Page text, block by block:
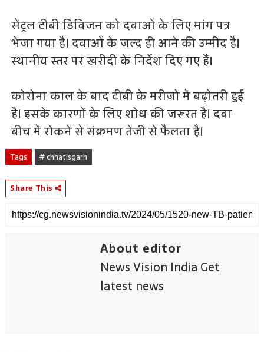
सेंट्रल टीबी डिविजन को दवाओं के लिए मांग पत्र
भेजा गया है। दवाओं के जल्द ही आने की उम्मीद है।
स्थानीय स्तर पर खरीदी के निर्देश दिए गए हैं।
कोरोना काल के बाद टीबी के मरीजों में बढ़ोतरी हुई
है। इसके कारणों के लिए शोध की जरूरत है। दवा
बीच में रोकने से संक्रमण तेजी से फैलता है।
Tags # chhatisgarh
Share This
About editor
News Vision India Get
latest news